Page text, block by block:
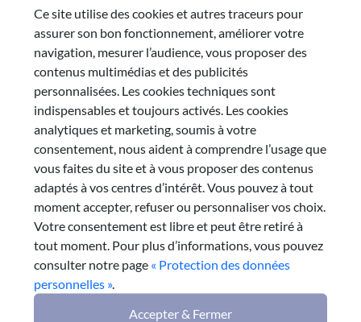
Avis février 2021
L'agriculture face au défi climatique
Dans ce travail, le CESER a entrepris de cerner les
enjeux liés au changement climatique dans notre
région avant d’étudier les différents moyens
envisagés pour répondre aux défis qu’il implique.
#Innovation#CESER #Agriculture
Lire la suite
Ce site utilise des cookies et autres traceurs pour
assurer son bon fonctionnement, améliorer votre
navigation, mesurer l’audience, vous proposer des
contenus multimédias et des publicités
personnalisées. Les cookies techniques sont
indispensables et toujours activés. Les cookies
analytiques et marketing, soumis à votre
consentement, nous aident à comprendre l’usage que
vous faites du site et à vous proposer des contenus
adaptés à vos centres d’intérêt. Vous pouvez à tout
moment accepter, refuser ou personnaliser vos choix.
Votre consentement est libre et peut être retiré à
tout moment. Pour plus d’informations, vous pouvez
consulter notre page « Protection des données
personnelles ».
Accepter & Fermer